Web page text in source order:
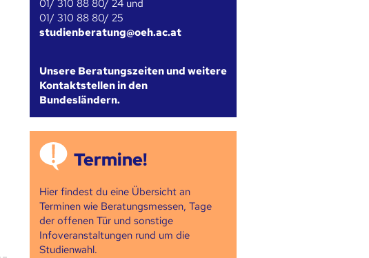
01/ 310 88 80/ 24 und
01/ 310 88 80/ 25
studienberatung@oeh.ac.at
Unsere Beratungszeiten und weitere
Kontaktstellen in den
Bundesländern.
Termine!
Hier findest du eine Übersicht an
Terminen wie Beratungsmessen, Tage
der offenen Tür und sonstige
Infoveranstaltungen rund um die
Studienwahl.